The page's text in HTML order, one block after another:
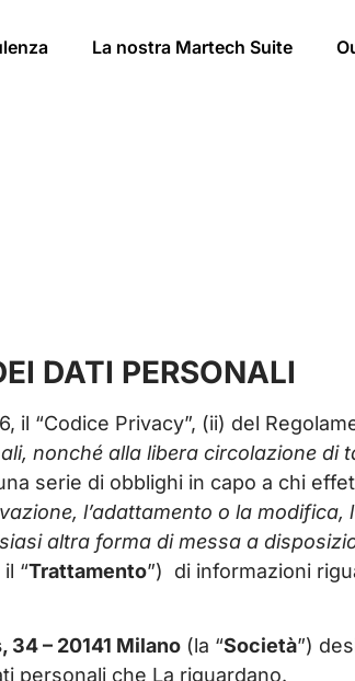
La nostra Martech Suite
DATI PERSONALI
“Codice Privacy”, (ii) del
nonché alla libera circolazione di
serie di obblighi in capo a chi
l’adattamento o la modifica,
altra forma di messa a
“Trattamento”) di informazioni
34 – 20141 Milano (la “Società”)
personali che La riguardano.